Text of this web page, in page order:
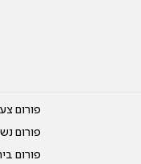
פורום
פורום
פורום